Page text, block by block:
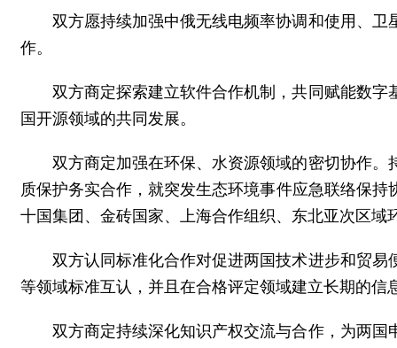
双方愿持续加强中俄无线电频率协调和使用、
作。
双方商定探索建立软件合作机制，共同赋能数
国开源领域的共同发展。
双方商定加强在环保、水资源领域的密切协作
质保护务实合作，就突发生态环境事件应急联络保
十国集团、金砖国家、上海合作组织、东北亚次区域
双方认同标准化合作对促进两国技术进步和贸
等领域标准互认，并且在合格评定领域建立长期的信
双方商定持续深化知识产权交流与合作，为两